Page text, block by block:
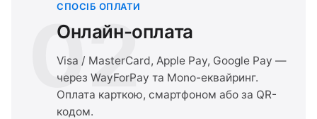
02
СПОСІБ ОПЛАТИ
Онлайн-оплата
Visa / MasterCard, Apple Pay, Google Pay —
через WayForPay та Mono-еквайринг.
Оплата карткою, смартфоном або за QR-
кодом.